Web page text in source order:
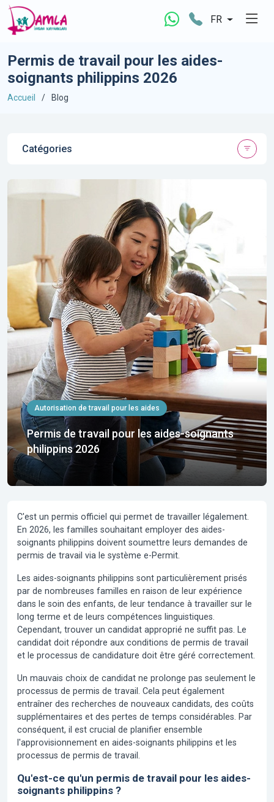
FR
Permis de travail pour les aides-
soignants philippins 2026
Accueil Blog
Autorisation de travail pour les aides
Permis de travail pour les aides-soignants
philippins 2026
C'est un permis officiel qui permet de travailler légalement.
En 2026, les familles souhaitant employer des aides-
soignants philippins doivent soumettre leurs demandes de
permis de travail via le système e-Permit.
Les aides-soignants philippins sont particulièrement prisés
par de nombreuses familles en raison de leur expérience
dans le soin des enfants, de leur tendance à travailler sur le
long terme et de leurs compétences linguistiques.
Cependant, trouver un candidat approprié ne suffit pas. Le
candidat doit répondre aux conditions de permis de travail
et le processus de candidature doit être géré correctement.
Un mauvais choix de candidat ne prolonge pas seulement le
processus de permis de travail. Cela peut également
entraîner des recherches de nouveaux candidats, des coûts
supplémentaires et des pertes de temps considérables. Par
conséquent, il est crucial de planifier ensemble
l'approvisionnement en aides-soignants philippins et les
processus de permis de travail.
Qu'est-ce qu'un permis de travail pour les aides-
soignants philippins ?
Catégories